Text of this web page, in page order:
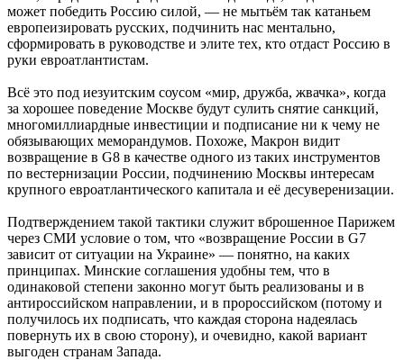
может победить Россию силой, — не мытьём так катаньем
европеизировать русских, подчинить нас ментально,
сформировать в руководстве и элите тех, кто отдаст Россию в
руки евроатлантистам.
Всё это под иезуитским соусом «мир, дружба, жвачка», когда
за хорошее поведение Москве будут сулить снятие санкций,
многомиллиардные инвестиции и подписание ни к чему не
обязывающих меморандумов. Похоже, Макрон видит
возвращение в G8 в качестве одного из таких инструментов
по вестернизации России, подчинению Москвы интересам
крупного евроатлантического капитала и её десуверенизации.
Подтверждением такой тактики служит вброшенное Парижем
через СМИ условие о том, что «возвращение России в G7
зависит от ситуации на Украине» — понятно, на каких
принципах. Минские соглашения удобны тем, что в
одинаковой степени законно могут быть реализованы и в
антироссийском направлении, и в пророссийском (потому и
получилось их подписать, что каждая сторона надеялась
повернуть их в свою сторону), и очевидно, какой вариант
выгоден странам Запада.